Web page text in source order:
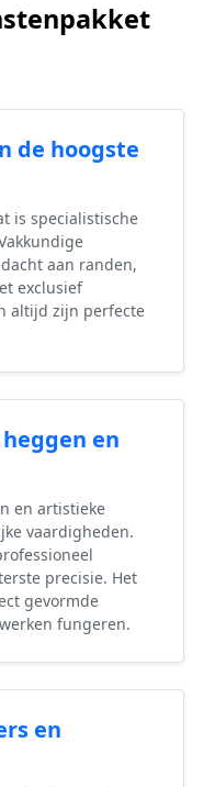
de hoogste
is specialistische
aan randen,
exclusief
altijd zijn perfecte
en
en artistieke
vaardigheden.
precisie. Het
gevormde
fungeren.
en